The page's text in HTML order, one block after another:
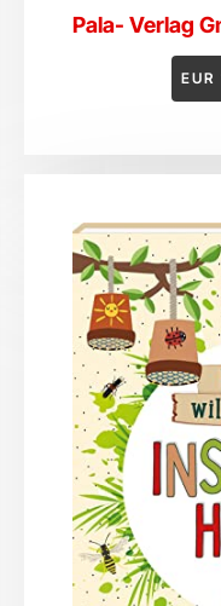
Pala- Verlag
EUR